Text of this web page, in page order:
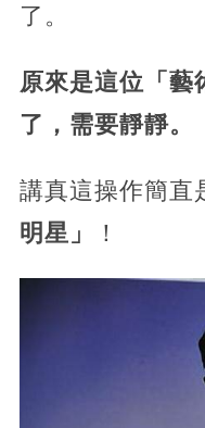
了。
原來是這位「藝
了，需要靜靜。
講真這操作簡直
明星」
！